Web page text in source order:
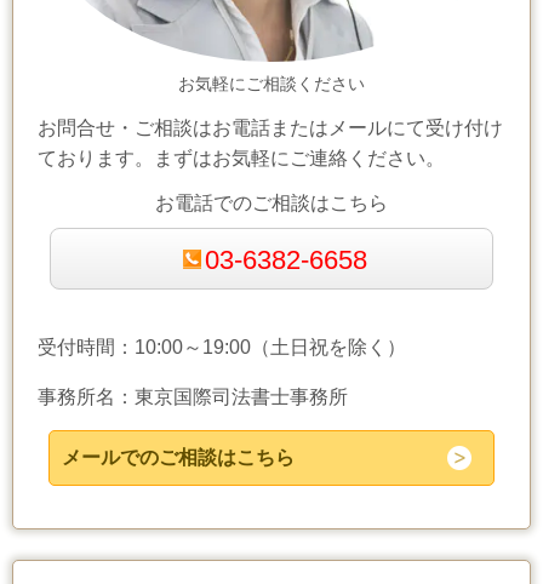
お気軽にご相談ください
お問合せ・ご相談はお電話またはメールにて受け付け
ております。まずはお気軽にご連絡ください。
お電話でのご相談はこちら
03-6382-6658
受付時間：10:00～19:00（土日祝を除く）
事務所名：東京国際司法書士事務所
メールでのご相談はこちら